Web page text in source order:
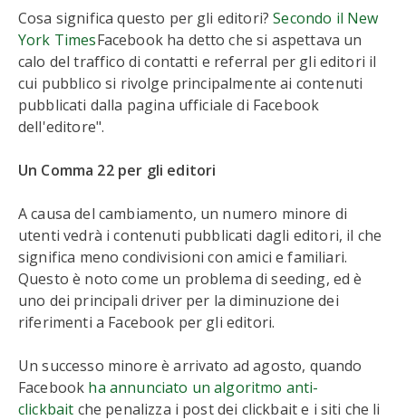
Cosa significa questo per gli editori?Secondo il New
York TimesFacebook ha detto che si aspettava un
calo del traffico di contatti e referral per gli editori il
cui pubblico si rivolge principalmente ai contenuti
pubblicati dalla pagina ufficiale di Facebook
dell'editore".
Un Comma 22 per gli editori
A causa del cambiamento, un numero minore di
utenti vedrà i contenuti pubblicati dagli editori, il che
significa meno condivisioni con amici e familiari.
Questo è noto come un problema di seeding, ed è
uno dei principali driver per la diminuzione dei
riferimenti a Facebook per gli editori.
Un successo minore è arrivato ad agosto, quando
Facebook ha annunciato un algoritmo anti-
clickbait che penalizza i post dei clickbait e i siti che li